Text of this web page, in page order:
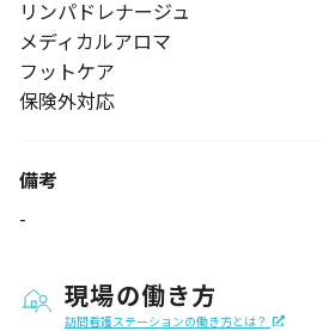
リンパドレナージュ
メディカルアロマ
フットケア
保険外対応
備考
-
現場の働き方
訪問看護ステーションの働き方とは？